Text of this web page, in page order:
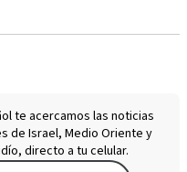
te acercamos las noticias
de Israel, Medio Oriente y
directo a tu celular.